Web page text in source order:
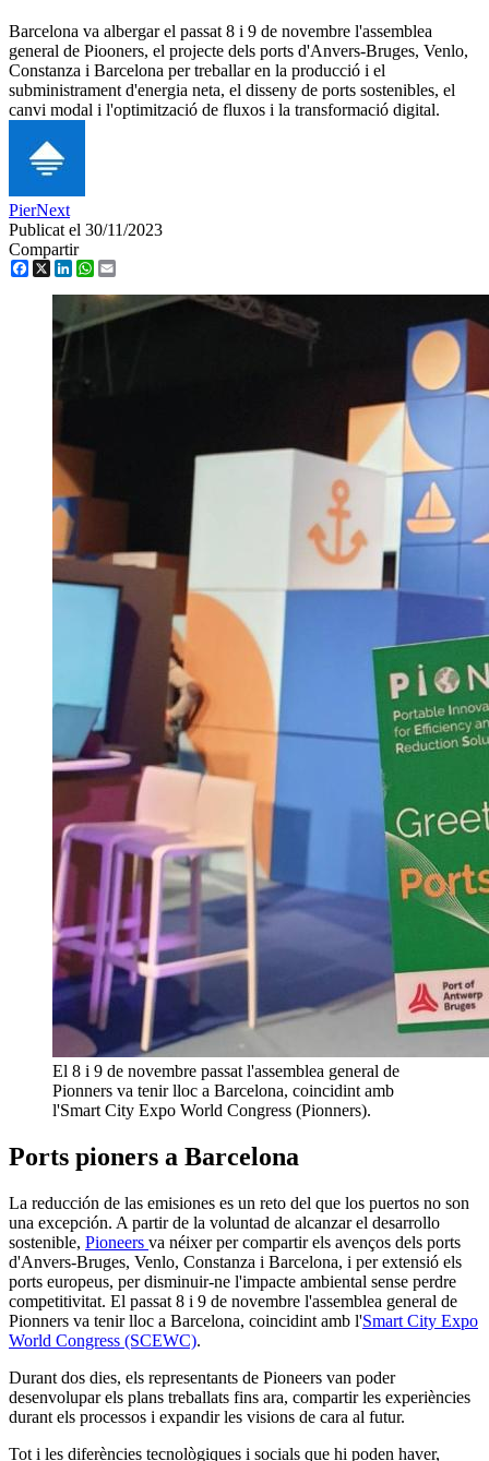
Barcelona va albergar el passat 8 i 9 de novembre l'assemblea
general de Piooners, el projecte dels ports d'Anvers-Bruges, Venlo,
Constanza i Barcelona per treballar en la producció i el
subministrament d'energia neta, el disseny de ports sostenibles, el
canvi modal i l'optimització de fluxos i la transformació digital.
PierNext
Publicat el 30/11/2023
Compartir
Facebook
X LinkedInWhatsApp
El 8 i 9 de novembre passat l'assemblea general de
Pionners va tenir lloc a Barcelona, coincidint amb
l'Smart City Expo World Congress (Pionners).
Ports pioners a Barcelona
La reducción de las emisiones es un reto del que los puertos no son
una excepción. A partir de la voluntad de alcanzar el desarrollo
sostenible, Pioneers va néixer per compartir els avenços dels ports
d'Anvers-Bruges, Venlo, Constanza i Barcelona, i per extensió els
ports europeus, per disminuir-ne l'impacte ambiental sense perdre
competitivitat. El passat 8 i 9 de novembre l'assemblea general de
Pionners va tenir lloc a Barcelona, coincidint amb l'Smart City Expo
World Congress (SCEWC).
Durant dos dies, els representants de Pioneers van poder
desenvolupar els plans treballats fins ara, compartir les experiències
durant els processos i expandir les visions de cara al futur.
Tot i les diferències tecnològiques i socials que hi poden haver,